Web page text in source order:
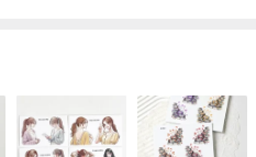
費，如需購買請先私訊詢問。
經整理過，請放心下標。